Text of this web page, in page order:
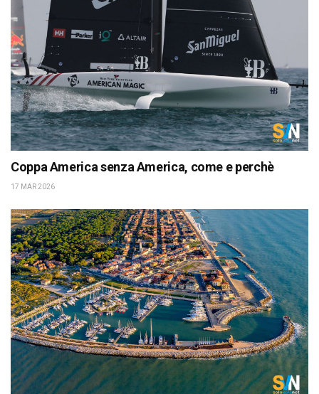
Coppa America senza America, come e perchè
17 MAR 2026